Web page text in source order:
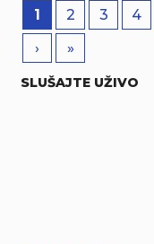
1 2 3 4
›
»
SLUŠAJTE UŽIVO